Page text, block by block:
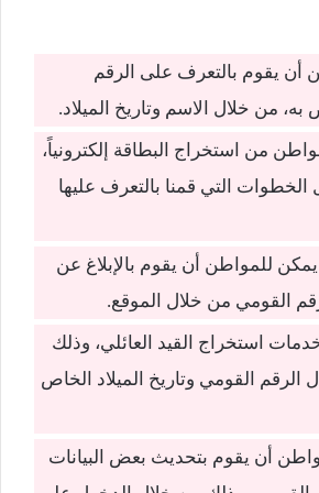
أن يقوم بالتعرف على الرقم
به، من خلال الاسم وتاريخ الميلاد.
من استخراج البطاقة إلكترونياً،
التي قمنا بالتعرف عليها
للمواطن أن يقوم بالإبلاغ عن
القومي من خلال الموقع.
استخراج القيد العائلي، وذلك
الرقم القومي وتاريخ الميلاد الخاص
أن يقوم بتحديث بعض البيانات